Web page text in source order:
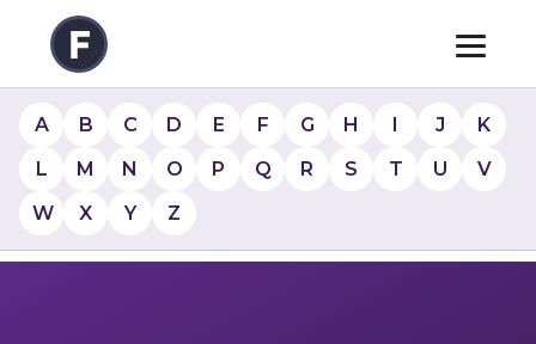
A B C D E F G H I J
K
L
M N O P Q R S T U
V
W
X Y Z